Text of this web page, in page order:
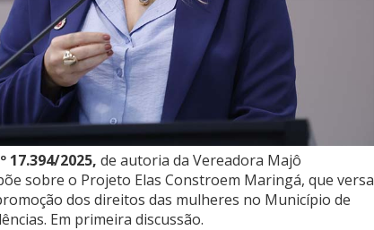
17.394/2025, de autoria da Vereadora Majô
sobre o Projeto Elas Constroem Maringá, que versa
dos direitos das mulheres no Município de
Em primeira discussão.